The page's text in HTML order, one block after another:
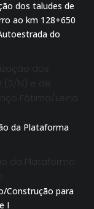
dos
(S/N) e de
Fátima/Leiria
da Plataforma